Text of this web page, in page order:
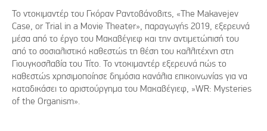
Το ντοκιμαντέρ του Γκόραν Ραντοβάνοβιτς, «The Makavejev
Case, or Trial in a Movie Theater», παραγωγής 2019, εξερευνά
μέσα από το έργο του Μακαβέγιεφ και την αντιμετώπισή του
από το σοσιαλιστικό καθεστώς τη θέση του καλλιτέχνη στη
Γιουγκοσλαβία του Τίτο. Το ντοκιμαντέρ εξερευνά πώς το
καθεστώς χρησιμοποίησε δημόσια κανάλια επικοινωνίας για να
καταδικάσει το αριστούργημα του Μακαβέγιεφ, »WR: Mysteries
of the Organism».